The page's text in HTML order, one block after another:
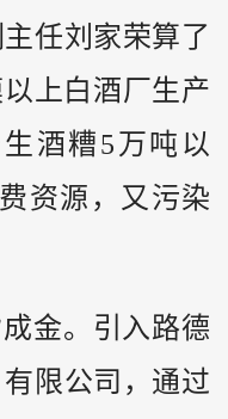
任刘家荣算了
上白酒厂生产
酒糟5万吨以
资源，又污染
金。引入路德
限公司，通过